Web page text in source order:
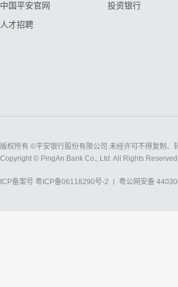
中国平安官网
人才招聘
投资银行
版权所有 ©平安银行股份有限公司 未经许可不得复制、
Copyright © PingAn Bank Co., Ltd. All Rights Reserved
ICP备案号 粤ICP备06118290号-2 粤公网安备